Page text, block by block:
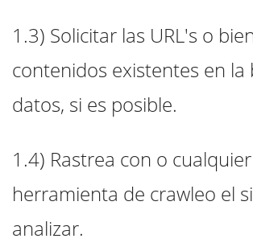
1.3) Solicitar las URL's o
contenidos existentes en la
datos, si es posible.
1.4) Rastrea con o
herramienta de crawleo el
analizar.